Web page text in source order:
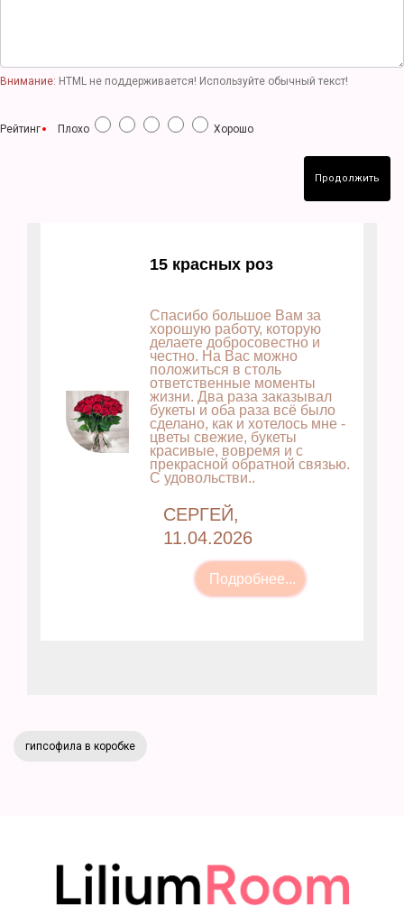
Внимание: HTML не поддерживается! Используйте обычный текст!
Рейтинг Плохо Хорошо
Продолжить
15 красных роз
Спасибо большое Вам за
хорошую работу, которую
делаете добросовестно и
честно. На Вас можно
положиться в столь
ответственные моменты
жизни. Два раза заказывал
букеты и оба раза всё было
сделано, как и хотелось мне -
цветы свежие, букеты
красивые, вовремя и с
прекрасной обратной связью.
С удовольстви..
СЕРГЕЙ,
11.04.2026
гипсофила в коробке